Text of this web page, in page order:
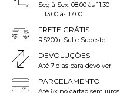
Seg à Sex: 08:00 às 11:30
13:00 às 17:00
FRETE GRÁTIS
R$200+ Sul e Sudeste
DEVOLUÇÕES
Até 7 dias para devolver
PARCELAMENTO
Até 6x no cartão sem juros